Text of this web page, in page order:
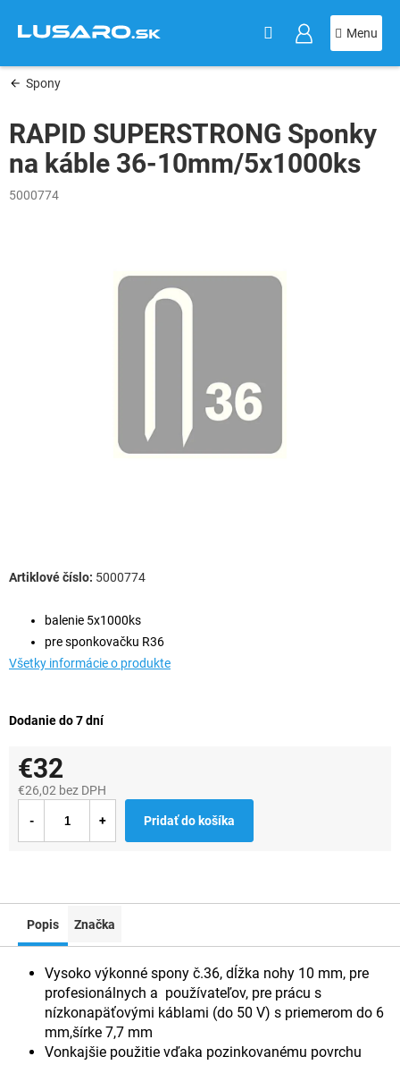
obsah
Spony
RAPID SUPERSTRONG Sponky
na káble 36-10mm/5x1000ks
5000774
Dodanie do 7 dní
balenie 5x1000ks
pre sponkovačku R36
Všetky informácie o produkte
5000774
€32
€26,02 bez DPH
cena:
Pridať do košíka
Popis Značka
Vysoko výkonné spony č.36, dĺžka nohy 10 mm, pre
profesionálnych a používateľov, pre prácu s
nízkonapäťovými káblami (do 50 V) s priemerom do 6
mm,šírke 7,7 mm
Vonkajšie použitie vďaka pozinkovanému povrchu